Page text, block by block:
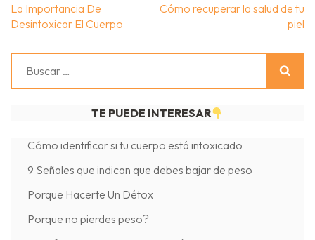
Navegación
de
La Importancia De
Desintoxicar El Cuerpo
Cómo recuperar la salud de tu
piel
TE PUEDE INTERESAR
Cómo identificar si tu cuerpo está intoxicado
9 Señales que indican que debes bajar de peso
Porque Hacerte Un Détox
Porque no pierdes peso?